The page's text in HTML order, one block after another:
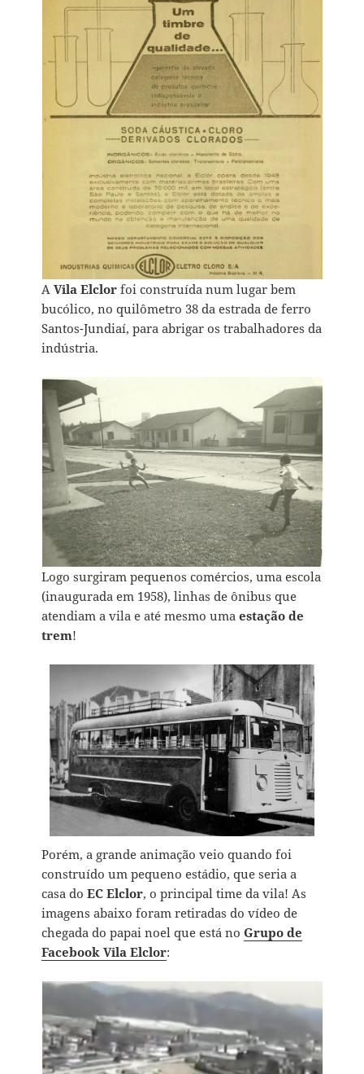
AVila Elclor foi construída num lugar bem
bucólico, no quilômetro 38 da estrada de ferro
Santos-Jundiaí, para abrigar os trabalhadores da
indústria.
Logo surgiram pequenos comércios, uma escola
(inaugurada em 1958), linhas de ônibus que
atendiam a vila e até mesmo umaestação de
trem!
Porém, a grande animação veio quando foi
construído um pequeno estádio, que seria a
casa doEC Elclor, o principal time da vila! As
imagens abaixo foram retiradas do vídeo de
chegada do papai noel que está noGrupo de
Facebook Vila Elclor: